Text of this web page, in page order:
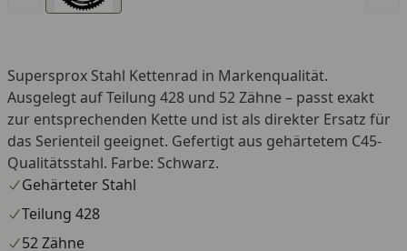
Supersprox Stahl Kettenrad in Markenqualität.
Ausgelegt auf Teilung 428 und 52 Zähne – passt exakt
zur entsprechenden Kette und ist als direkter Ersatz für
das Serienteil geeignet. Gefertigt aus gehärtetem C45-
Qualitätsstahl. Farbe: Schwarz.
Gehärteter Stahl
Teilung 428
52 Zähne